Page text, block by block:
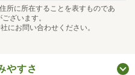
所に所在することを表すものであ
ざいます。
にお問い合わせください。
やすさ